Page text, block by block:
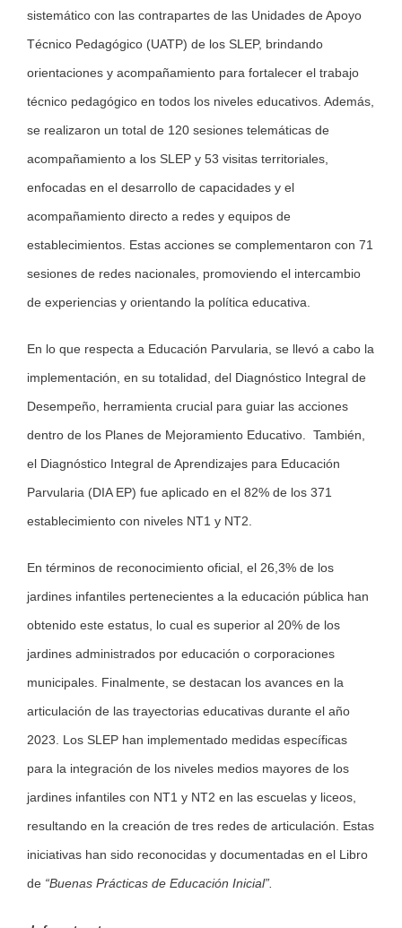
sistemático con las contrapartes de las Unidades de Apoyo
Técnico Pedagógico (UATP) de los SLEP, brindando
orientaciones y acompañamiento para fortalecer el trabajo
técnico pedagógico en todos los niveles educativos. Además,
se realizaron un total de 120 sesiones telemáticas de
acompañamiento a los SLEP y 53 visitas territoriales,
enfocadas en el desarrollo de capacidades y el
acompañamiento directo a redes y equipos de
establecimientos. Estas acciones se complementaron con 71
sesiones de redes nacionales, promoviendo el intercambio
de experiencias y orientando la política educativa.
En lo que respecta a Educación Parvularia, se llevó a cabo la
implementación, en su totalidad, del Diagnóstico Integral de
Desempeño, herramienta crucial para guiar las acciones
dentro de los Planes de Mejoramiento Educativo. También,
el Diagnóstico Integral de Aprendizajes para Educación
Parvularia (DIA EP) fue aplicado en el 82% de los 371
establecimiento con niveles NT1 y NT2.
En términos de reconocimiento oficial, el 26,3% de los
jardines infantiles pertenecientes a la educación pública han
obtenido este estatus, lo cual es superior al 20% de los
jardines administrados por educación o corporaciones
municipales. Finalmente, se destacan los avances en la
articulación de las trayectorias educativas durante el año
2023. Los SLEP han implementado medidas específicas
para la integración de los niveles medios mayores de los
jardines infantiles con NT1 y NT2 en las escuelas y liceos,
resultando en la creación de tres redes de articulación. Estas
iniciativas han sido reconocidas y documentadas en el Libro
de “Buenas Prácticas de Educación Inicial”.